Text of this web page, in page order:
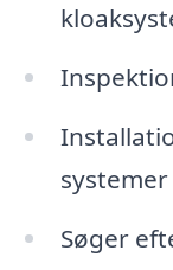
systemer
Søger